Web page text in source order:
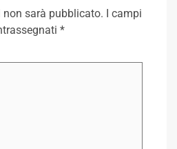
non sarà pubblicato.
I campi
*